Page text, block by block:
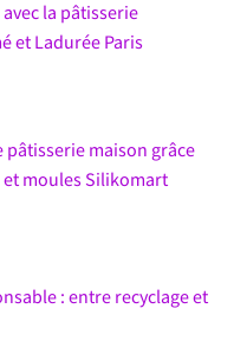
la pâtisserie
et Ladurée Paris
pâtisserie maison grâce
moules Silikomart
: entre recyclage et